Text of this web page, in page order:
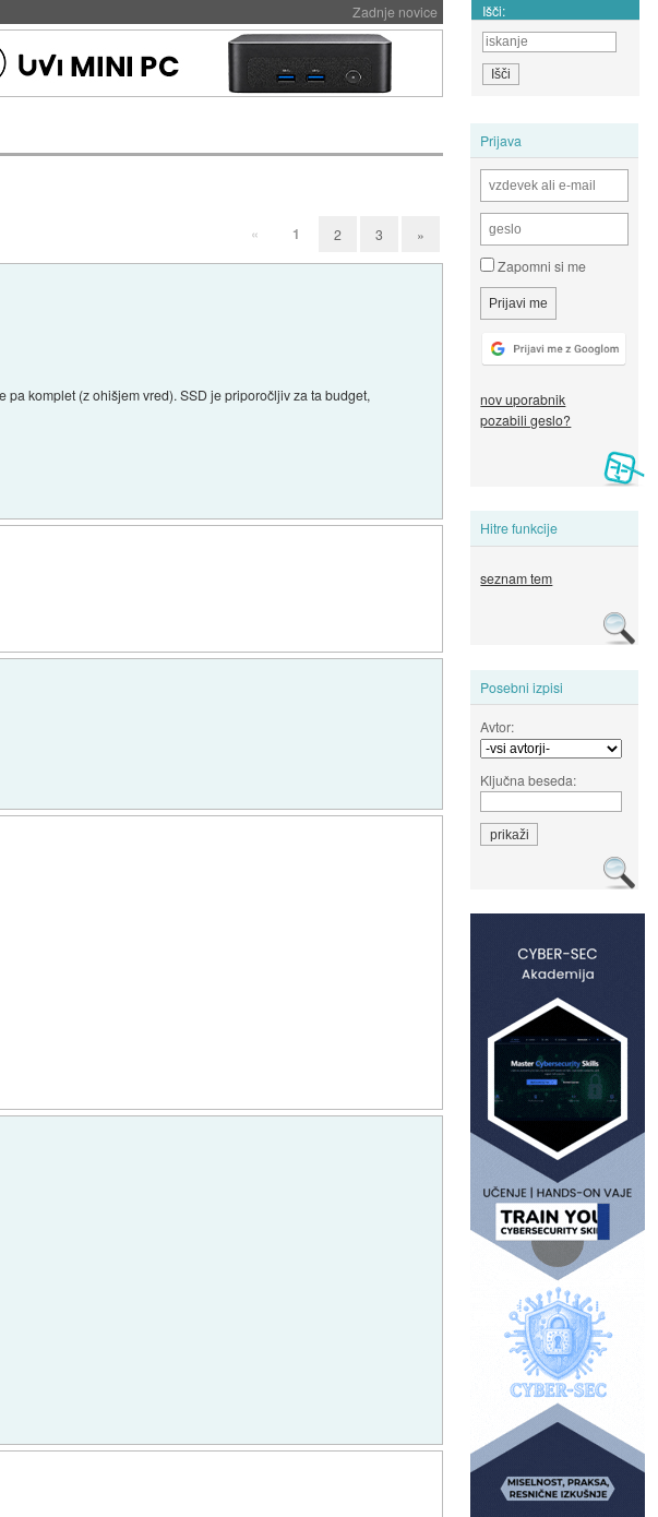
Zadnje novice Išči:
Prijava
Zapomni si me
nov uporabnik
pozabili geslo?
Hitre funkcije
seznam tem
Posebni izpisi
Avtor:
Ključna beseda:
« 1 2 3 »
komplet (z ohišjem vred). SSD je priporočljiv za ta budget,